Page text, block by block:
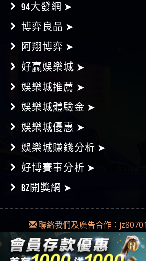
94大發網 ➤
博弈良品 ➤
阿翔博弈 ➤
好贏娛樂城 ➤
娛樂城推薦 ➤
娛樂城體驗金 ➤
娛樂城優惠 ➤
娛樂城賺錢分析 ➤
好博賽事分析 ➤
BZ開獎網 ➤
聯絡我們及廣告合作：
Copyright © 2018-2019 Diss博
本網為不記名發文，不會對任何錯誤